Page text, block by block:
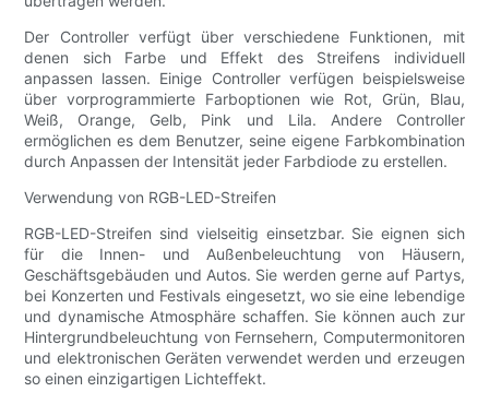
Der Controller verfügt über verschiedene Funktionen, mit
denen sich Farbe und Effekt des Streifens individuell
anpassen lassen. Einige Controller verfügen beispielsweise
über vorprogrammierte Farboptionen wie Rot, Grün, Blau,
Weiß, Orange, Gelb, Pink und Lila. Andere Controller
ermöglichen es dem Benutzer, seine eigene Farbkombination
durch Anpassen der Intensität jeder Farbdiode zu erstellen.
Verwendung von RGB-LED-Streifen
RGB-LED-Streifen sind vielseitig einsetzbar. Sie eignen sich
für die Innen- und Außenbeleuchtung von Häusern,
Geschäftsgebäuden und Autos. Sie werden gerne auf Partys,
bei Konzerten und Festivals eingesetzt, wo sie eine lebendige
und dynamische Atmosphäre schaffen. Sie können auch zur
Hintergrundbeleuchtung von Fernsehern, Computermonitoren
und elektronischen Geräten verwendet werden und erzeugen
so einen einzigartigen Lichteffekt.